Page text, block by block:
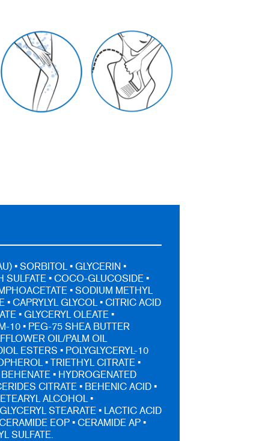
• SORBITOL • GLYCERIN •
SULFATE • COCO-GLUCOSIDE •
• SODIUM METHYL
• CAPRYLYL GLYCOL • CITRIC ACID
• GLYCERYL OLEATE •
10 • PEG-75 SHEA BUTTER
OIL/PALM OIL
ESTERS • POLYGLYCERYL-10
• TRIETHYL CITRATE •
• HYDROGENATED
CITRATE • BEHENIC ACID •
ALCOHOL •
STEARATE • LACTIC ACID
EOP • CERAMIDE AP •
SULFATE.